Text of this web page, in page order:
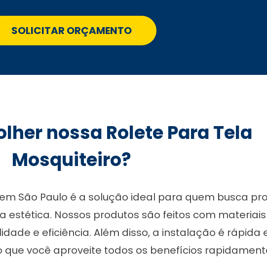
SOLICITAR ORÇAMENTO
nossa Rolete Para Tela
Mosquiteiro?
São Paulo é a solução ideal para quem busca
estética. Nossos produtos são feitos com
e eficiência. Além disso, a instalação é rápida
você aproveite todos os benefícios